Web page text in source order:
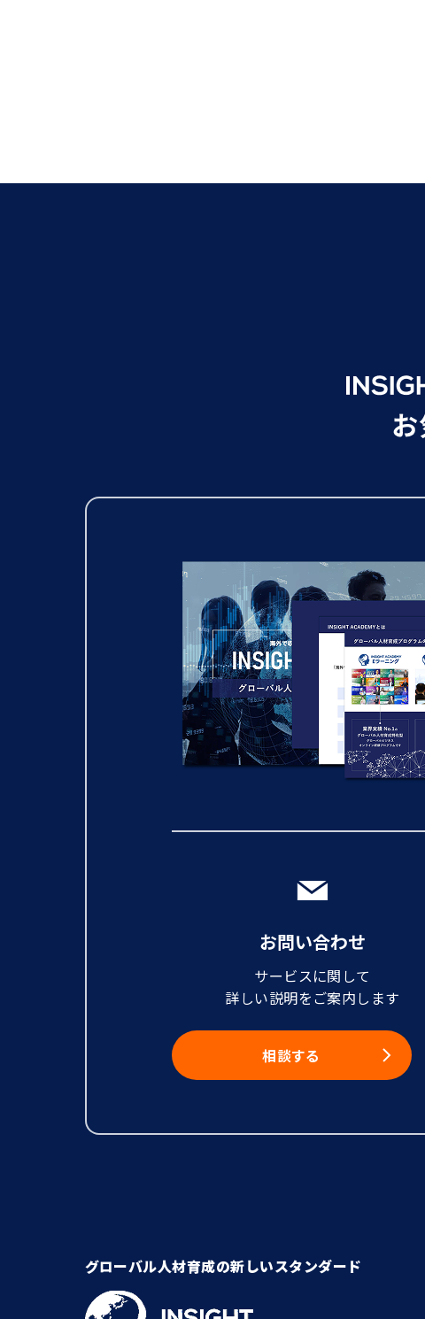
お問い合わせ
サービスに関して
詳しい説明をご案内します
相談する
グローバル人材育成の新しいスタンダード